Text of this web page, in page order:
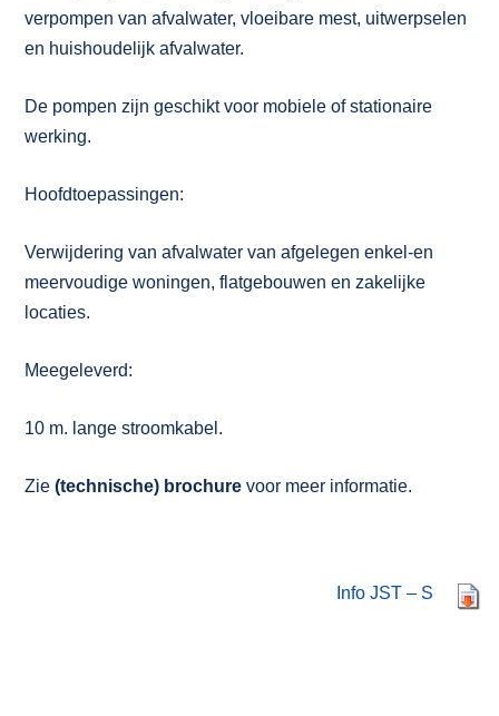
verpompen van afvalwater, vloeibare mest, uitwerpselen
en huishoudelijk afvalwater.
De pompen zijn geschikt voor mobiele of stationaire
werking.
Hoofdtoepassingen:
Verwijdering van afvalwater van afgelegen enkel-en
meervoudige woningen, flatgebouwen en zakelijke
locaties.
Meegeleverd:
10 m. lange stroomkabel.
Zie (technische) brochure voor meer informatie.
Info JST – S